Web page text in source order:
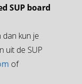
SUP board
kun je
uit de SUP
of